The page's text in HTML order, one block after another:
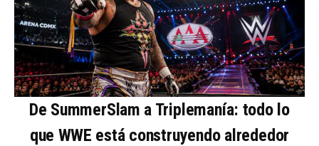
De SummerSlam a Triplemanía: todo lo
que WWE está construyendo alrededor